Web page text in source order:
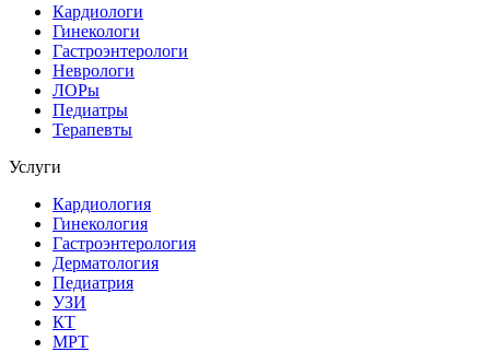
Кардиологи
Гинекологи
Гастроэнтерологи
Неврологи
ЛОРы
Педиатры
Терапевты
Услуги
Кардиология
Гинекология
Гастроэнтерология
Дерматология
Педиатрия
УЗИ
КТ
МРТ